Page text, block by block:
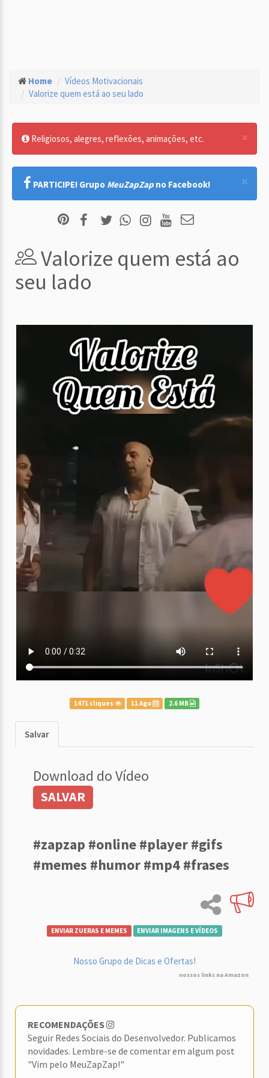
Home
Vídeos Motivacionais
Valorize quem está ao seu lado
×
Religiosos, alegres, reflexões, animações, etc.
×
PARTICIPE! Grupo MeuZapZap no Facebook!
Valorize quem está ao
seu lado
1471 cliques 11 Ago 2.6 MB
Salvar
Download do Vídeo
SALVAR
#zapzap #online #player #gifs
#memes #humor #mp4 #frases
ENVIAR ZUERAS E MEMES ENVIAR IMAGENS E VÍDEOS
Nosso Grupo de Dicas e Ofertas!
nossos links na Amazon
RECOMENDAÇÕES
Seguir Redes Sociais do Desenvolvedor. Publicamos
novidades. Lembre-se de comentar em algum post
"Vim pelo MeuZapZap!"